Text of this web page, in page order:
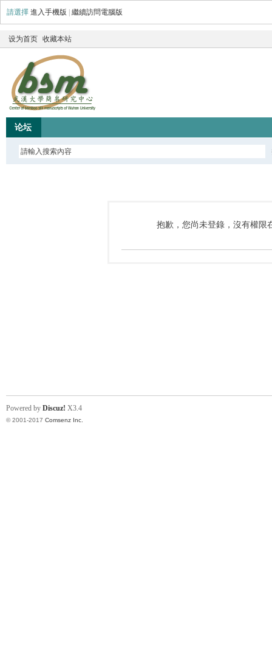
請選擇 進入手機版 繼續訪問電腦版
设为首页 收藏本站
论坛
抱歉，您尚未登錄，沒有權限
Powered by Discuz! X3.4
© 2001-2017 Comsenz Inc.